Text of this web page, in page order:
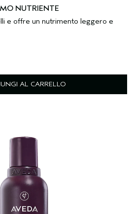
NUTRIENTE
e offre un nutrimento leggero e
AL CARRELLO